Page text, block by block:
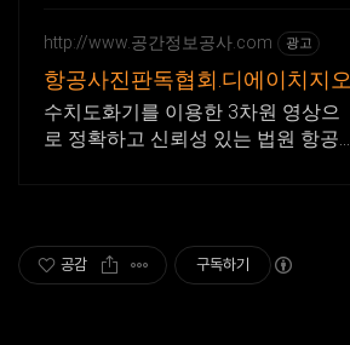
http://www.공간정보공사.com 광고
항공사진판독협회.디에이치지오
수치도화기를 이용한 3차원 영상으
로 정확하고 신뢰성 있는 법원 항공
공감 구독하기